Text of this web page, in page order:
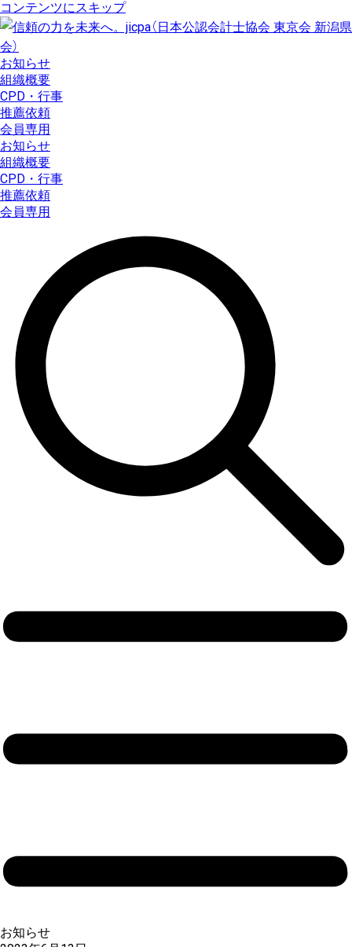
コンテンツにスキップ
お知らせ
組織概要
CPD・行事
推薦依頼
会員専用
お知らせ
組織概要
CPD・行事
推薦依頼
会員専用
お知らせ